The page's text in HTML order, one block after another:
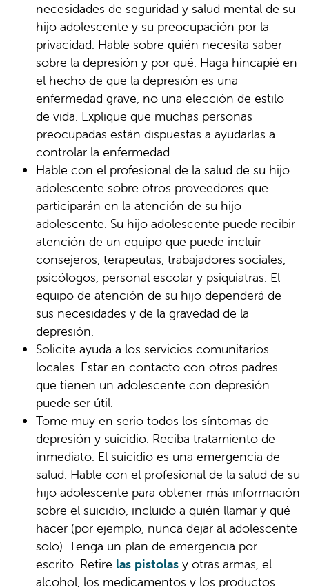
necesidades de seguridad y salud mental de su
hijo adolescente y su preocupación por la
privacidad. Hable sobre quién necesita saber
sobre la depresión y por qué. Haga hincapié en
el hecho de que la depresión es una
enfermedad grave, no una elección de estilo
de vida. Explique que muchas personas
preocupadas están dispuestas a ayudarlas a
controlar la enfermedad.
Hable con el profesional de la salud de su hijo
adolescente sobre otros proveedores que
participarán en la atención de su hijo
adolescente. Su hijo adolescente puede recibir
atención de un equipo que puede incluir
consejeros, terapeutas, trabajadores sociales,
psicólogos, personal escolar y psiquiatras. El
equipo de atención de su hijo dependerá de
sus necesidades y de la gravedad de la
depresión.
Solicite ayuda a los servicios comunitarios
locales. Estar en contacto con otros padres
que tienen un adolescente con depresión
puede ser útil.
Tome muy en serio todos los síntomas de
depresión y suicidio. Reciba tratamiento de
inmediato. El suicidio es una emergencia de
salud. Hable con el profesional de la salud de su
hijo adolescente para obtener más información
sobre el suicidio, incluido a quién llamar y qué
hacer (por ejemplo, nunca dejar al adolescente
solo). Tenga un plan de emergencia por
escrito. Retire las pistolas y otras armas, el
alcohol, los medicamentos y los productos